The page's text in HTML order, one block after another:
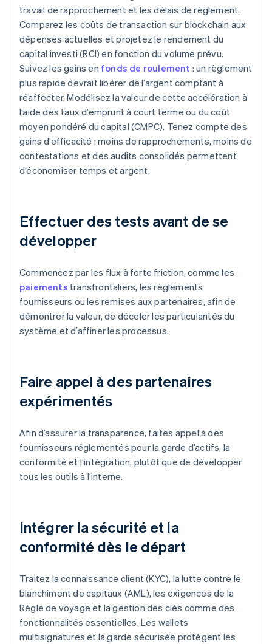
travail de rapprochement et les délais de règlement.
Comparez les coûts de transaction sur blockchain aux
dépenses actuelles et projetez le rendement du
capital investi (RCI) en fonction du volume prévu.
Suivez les gains en fonds de roulement : un règlement
plus rapide devrait libérer de l’argent comptant à
réaffecter. Modélisez la valeur de cette accélération à
l’aide des taux d’emprunt à court terme ou du coût
moyen pondéré du capital (CMPC). Tenez compte des
gains d’efficacité : moins de rapprochements, moins de
contestations et des audits consolidés permettent
d’économiser temps et argent.
Effectuer des tests avant de se
développer
Commencez par les flux à forte friction, comme les
paiements transfrontaliers, les règlements
fournisseurs ou les remises aux partenaires, afin de
démontrer la valeur, de déceler les particularités du
système et d’affiner les processus.
Faire appel à des partenaires
expérimentés
Afin d’assurer la transparence, faites appel à des
fournisseurs réglementés pour la garde d’actifs, la
conformité et l’intégration, plutôt que de développer
tous les outils à l’interne.
Intégrer la sécurité et la
conformité dès le départ
Traitez la connaissance client (KYC), la lutte contre le
blanchiment de capitaux (AML), les exigences de la
Règle de voyage et la gestion des clés comme des
fonctionnalités essentielles. Les wallets
multisignatures et la garde sécurisée protègent les